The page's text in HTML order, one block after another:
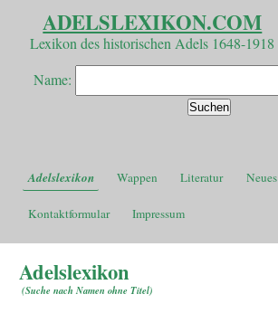
ADELSLEXIKON.COM
Lexikon des historischen Adels 1648-1918
Name:
Adelslexikon Wappen Literatur Neues
Kontaktformular Impressum
Adelslexikon
(Suche nach Namen ohne Titel)